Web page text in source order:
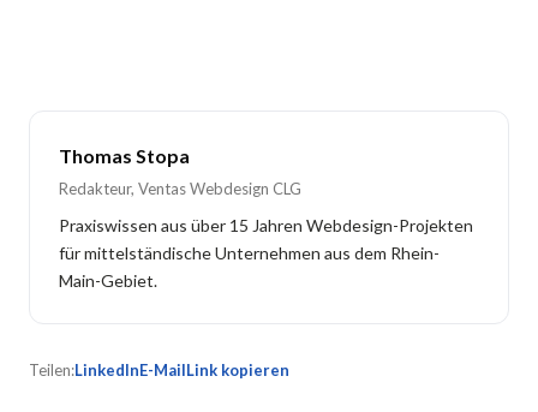
Thomas Stopa
Redakteur, Ventas Webdesign CLG
Praxiswissen aus über 15 Jahren Webdesign-Projekten
für mittelständische Unternehmen aus dem Rhein-
Main-Gebiet.
Teilen:LinkedInE-MailLink kopieren